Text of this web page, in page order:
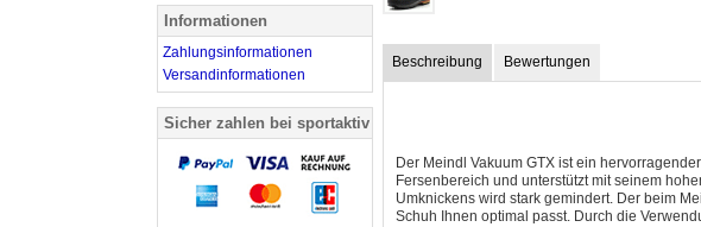
Beschreibung Bewertungen
Der Meindl Vakuum GTX ist ein
Fersenbereich und unterstützt mit seinem
Umknickens wird stark gemindert. Der beim
Schuh Ihnen optimal passt. Durch die
Informationen
Zahlungsinformationen
Versandinformationen
Sicher zahlen bei sportaktiv